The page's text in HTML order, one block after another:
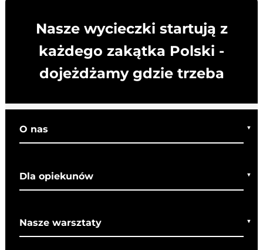
Nasze wycieczki startują z
każdego zakątka Polski -
dojeżdżamy gdzie trzeba
O nas
Co o nas mówią
Dla opiekunów
Bezpieczeństwo
Nasze warsztaty